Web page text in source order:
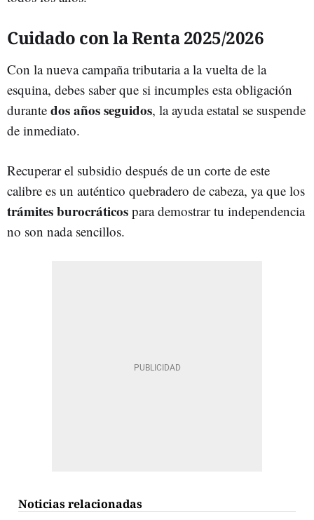
Cuidado con la Renta 2025/2026
Con la nueva campaña tributaria a la vuelta de la
esquina, debes saber que si incumples esta obligación
durante dos años seguidos, la ayuda estatal se suspende
de inmediato.
Recuperar el subsidio después de un corte de este
calibre es un auténtico quebradero de cabeza, ya que los
trámites burocráticos para demostrar tu independencia
no son nada sencillos.
Noticias relacionadas